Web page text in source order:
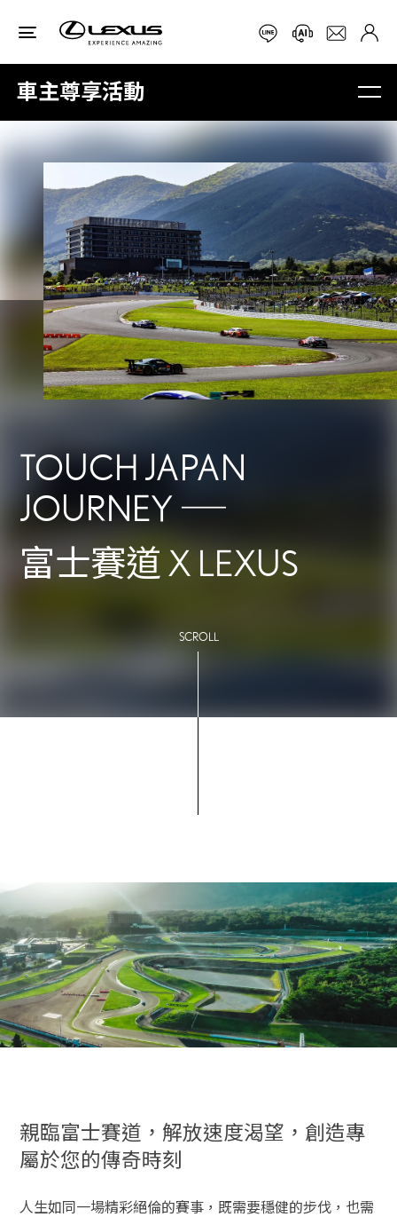
車主尊享活動
TOUCH JAPAN
JOURNEY ――
富士賽道 X LEXUS
SCROLL
親臨富士賽道，解放速度渴望，創造專
屬於您的傳奇時刻
人生如同一場精彩絕倫的賽事，既需要穩健的步伐，也需